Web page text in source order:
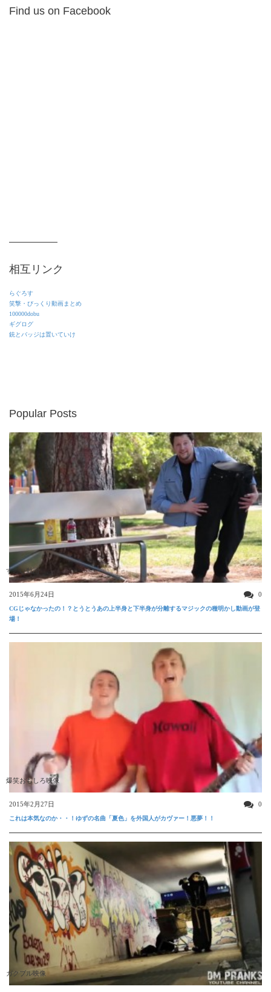
Find us on Facebook
相互リンク
らぐろす
笑撃・びっくり動画まとめ
100000dobu
ギグログ
銃とバッジは置いていけ
Popular Posts
すごい動画
2015年6月24日 0
CGじゃなかったの！？とうとうあの上半身と下半身が分離するマジックの種明かし動画が登
場！
爆笑おもしろ映像
2015年2月27日 0
これは本気なのか・・！ゆずの名曲「夏色」を外国人がカヴァー！悪夢！！
ガクブル映像